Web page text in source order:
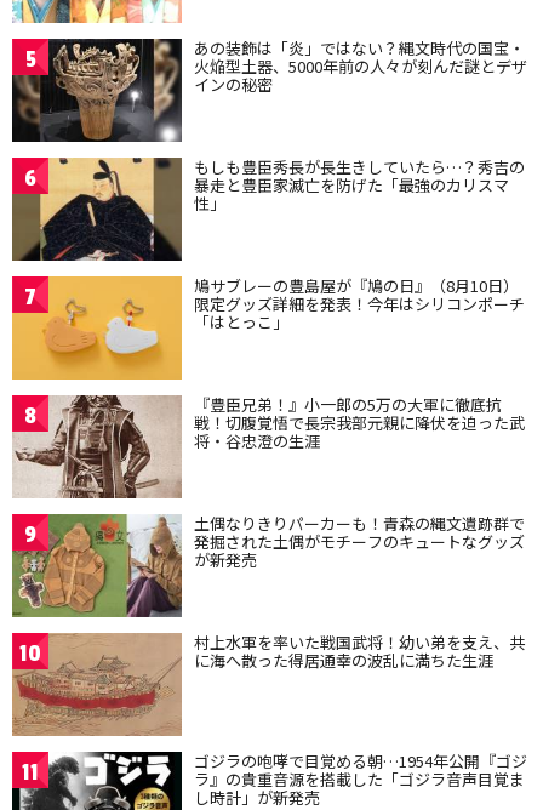
5 あの装飾は「炎」ではない？縄文時代の国宝・
火焔型土器、5000年前の人々が刻んだ謎とデザ
インの秘密
6 もしも豊臣秀長が長生きしていたら…？秀吉の
暴走と豊臣家滅亡を防げた「最強のカリスマ
性」
7 鳩サブレーの豊島屋が『鳩の日』（8月10日）
限定グッズ詳細を発表！今年はシリコンポーチ
「はとっこ」
8 『豊臣兄弟！』小一郎の5万の大軍に徹底抗
戦！切腹覚悟で長宗我部元親に降伏を迫った武
将・谷忠澄の生涯
9 土偶なりきりパーカーも！青森の縄文遺跡群で
発掘された土偶がモチーフのキュートなグッズ
が新発売
10 村上水軍を率いた戦国武将！幼い弟を支え、共
に海へ散った得居通幸の波乱に満ちた生涯
11 ゴジラの咆哮で目覚める朝…1954年公開『ゴジ
ラ』の貴重音源を搭載した「ゴジラ音声目覚ま
し時計」が新発売